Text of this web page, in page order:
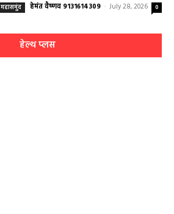
महासमुंद हेमंत वैष्णव 9131614309 - July 28, 2026 0
हेल्थ प्लस